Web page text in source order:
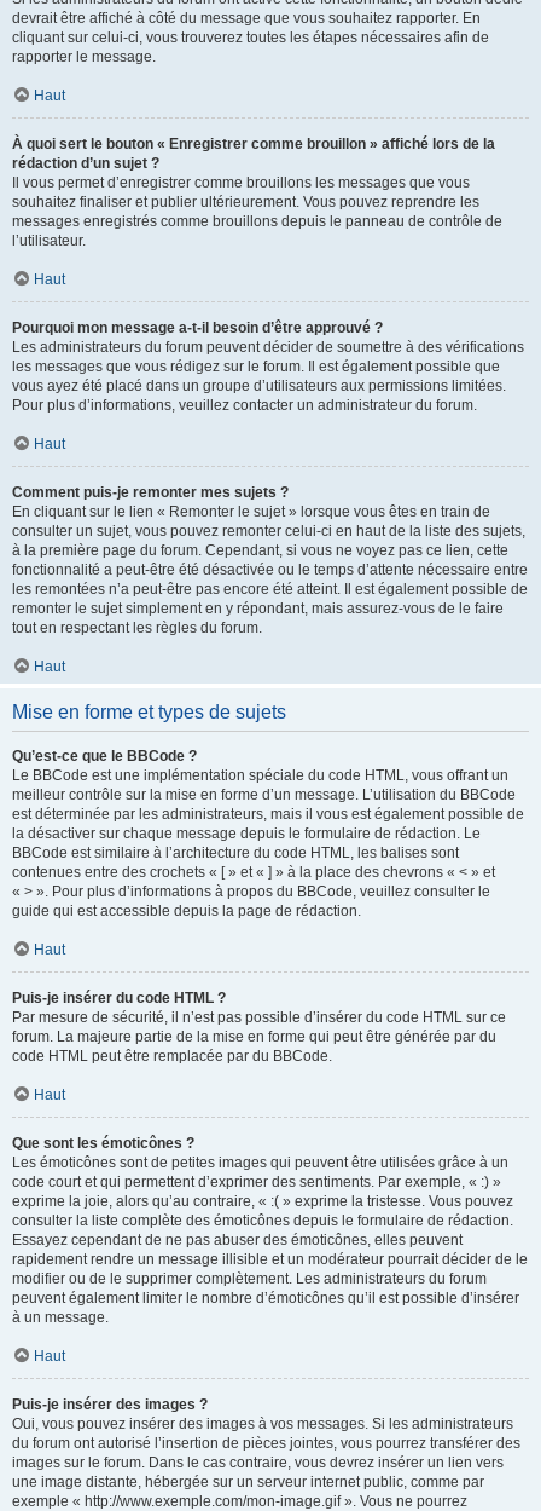
devrait être affiché à côté du message que vous souhaitez rapporter. En
cliquant sur celui-ci, vous trouverez toutes les étapes nécessaires afin de
rapporter le message.
Haut
À quoi sert le bouton « Enregistrer comme brouillon » affiché lors de la
rédaction d’un sujet ?
Il vous permet d’enregistrer comme brouillons les messages que vous
souhaitez finaliser et publier ultérieurement. Vous pouvez reprendre les
messages enregistrés comme brouillons depuis le panneau de contrôle de
l’utilisateur.
Haut
Pourquoi mon message a-t-il besoin d’être approuvé ?
Les administrateurs du forum peuvent décider de soumettre à des vérifications
les messages que vous rédigez sur le forum. Il est également possible que
vous ayez été placé dans un groupe d’utilisateurs aux permissions limitées.
Pour plus d’informations, veuillez contacter un administrateur du forum.
Haut
Comment puis-je remonter mes sujets ?
En cliquant sur le lien « Remonter le sujet » lorsque vous êtes en train de
consulter un sujet, vous pouvez remonter celui-ci en haut de la liste des sujets,
à la première page du forum. Cependant, si vous ne voyez pas ce lien, cette
fonctionnalité a peut-être été désactivée ou le temps d’attente nécessaire entre
les remontées n’a peut-être pas encore été atteint. Il est également possible de
remonter le sujet simplement en y répondant, mais assurez-vous de le faire
tout en respectant les règles du forum.
Haut
Mise en forme et types de sujets
Qu’est-ce que le BBCode ?
Le BBCode est une implémentation spéciale du code HTML, vous offrant un
meilleur contrôle sur la mise en forme d’un message. L’utilisation du BBCode
est déterminée par les administrateurs, mais il vous est également possible de
la désactiver sur chaque message depuis le formulaire de rédaction. Le
BBCode est similaire à l’architecture du code HTML, les balises sont
contenues entre des crochets « [ » et « ] » à la place des chevrons « < » et
« > ». Pour plus d’informations à propos du BBCode, veuillez consulter le
guide qui est accessible depuis la page de rédaction.
Haut
Puis-je insérer du code HTML ?
Par mesure de sécurité, il n’est pas possible d’insérer du code HTML sur ce
forum. La majeure partie de la mise en forme qui peut être générée par du
code HTML peut être remplacée par du BBCode.
Haut
Que sont les émoticônes ?
Les émoticônes sont de petites images qui peuvent être utilisées grâce à un
code court et qui permettent d’exprimer des sentiments. Par exemple, « :) »
exprime la joie, alors qu’au contraire, « :( » exprime la tristesse. Vous pouvez
consulter la liste complète des émoticônes depuis le formulaire de rédaction.
Essayez cependant de ne pas abuser des émoticônes, elles peuvent
rapidement rendre un message illisible et un modérateur pourrait décider de le
modifier ou de le supprimer complètement. Les administrateurs du forum
peuvent également limiter le nombre d’émoticônes qu’il est possible d’insérer
à un message.
Haut
Puis-je insérer des images ?
Oui, vous pouvez insérer des images à vos messages. Si les administrateurs
du forum ont autorisé l’insertion de pièces jointes, vous pourrez transférer des
images sur le forum. Dans le cas contraire, vous devrez insérer un lien vers
une image distante, hébergée sur un serveur internet public, comme par
exemple « http://www.exemple.com/mon-image.gif ». Vous ne pourrez